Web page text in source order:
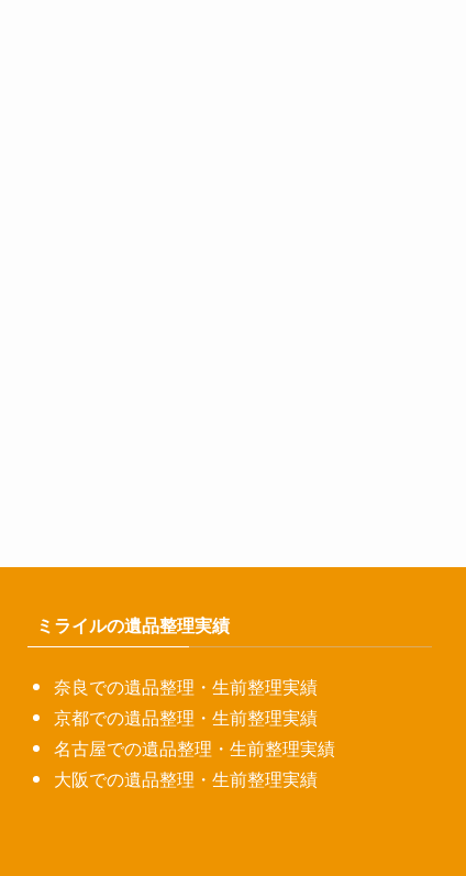
ミライルの遺品整理実績
奈良での遺品整理・生前整理実績
京都での遺品整理・生前整理実績
名古屋での遺品整理・生前整理実績
大阪での遺品整理・生前整理実績